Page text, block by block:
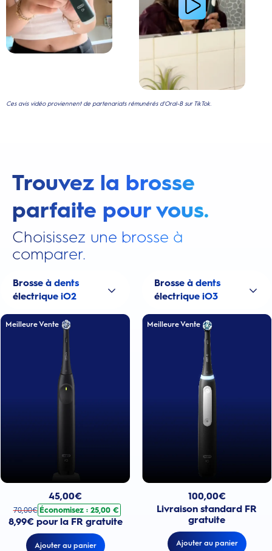
Ces avis vidéo proviennent de partenariats rémunérés d'Oral-B sur TikTok.
Trouvez la brosse
parfaite pour vous.
Choisissez une brosse à
comparer.
Brosse à dents
électrique iO2
Meilleure Vente
45,00€
70,00€ Économisez : 25,00 €
8,99€ pour la FR gratuite
Ajouter au panier
Brosse à dents
électrique iO3
Meilleure Vente
100,00€
Livraison standard FR
gratuite
Ajouter au panier